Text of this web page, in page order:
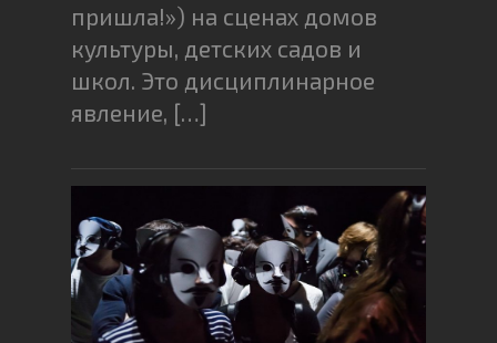
пришла!») на сценах домов
культуры, детских садов и
школ. Это дисциплинарное
явление, […]